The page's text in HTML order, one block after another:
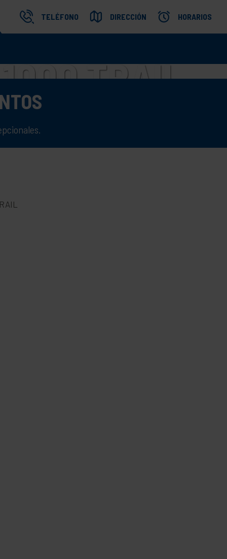
TELÉFONO DIRECCIÓN HORARIOS
TRAIL